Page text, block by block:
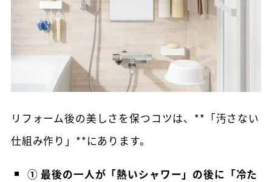
リフォーム後の美しさを保つコツは、**「汚さない
仕組み作り」**にあります。
① 最後の一人が「熱いシャワー」の後に「冷た